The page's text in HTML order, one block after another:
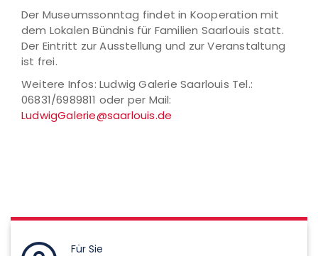
Der Museumssonntag findet in Kooperation mit
dem Lokalen Bündnis für Familien Saarlouis statt.
Der Eintritt zur Ausstellung und zur Veranstaltung
ist frei.
Weitere Infos: Ludwig Galerie Saarlouis Tel.:
06831/6989811 oder per Mail:
LudwigGalerie@saarlouis.de
Für Sie